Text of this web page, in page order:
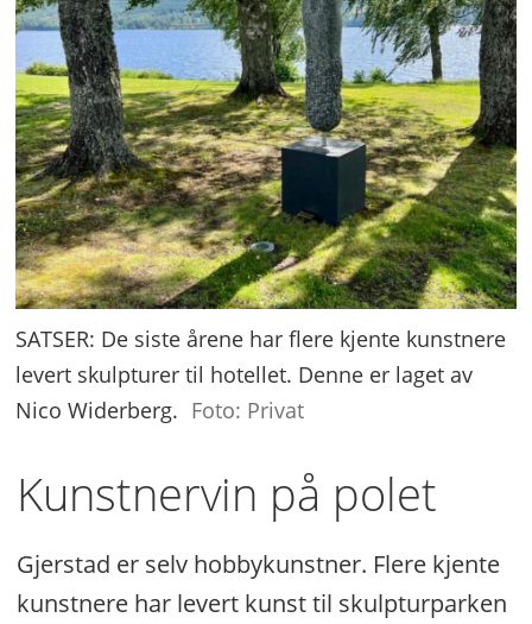
SATSER: De siste årene har flere kjente kunstnere
levert skulpturer til hotellet. Denne er laget av
Nico Widerberg. Foto: Privat
Kunstnervin på polet
Gjerstad er selv hobbykunstner. Flere kjente
kunstnere har levert kunst til skulpturparken